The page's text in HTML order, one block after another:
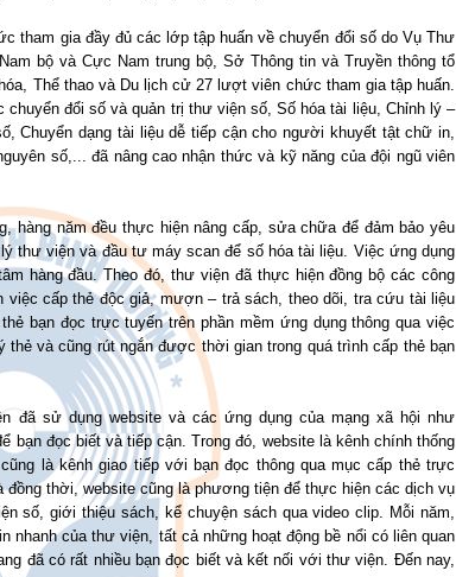
tham gia đầy đủ các lớp tập huấn về chuyển đổi số do Vụ Thư
bộ và Cực Nam trung bộ, Sở Thông tin và Truyền thông tổ
Thể thao và Du lịch cử 27 lượt viên chức tham gia tập huấn.
đổi số và quản trị thư viện số, Số hóa tài liệu, Chỉnh lý –
Chuyển dạng tài liệu dễ tiếp cận cho người khuyết tật chữ in,
số,... đã nâng cao nhận thức và kỹ năng của đội ngũ viên
hàng năm đều thực hiện nâng cấp, sửa chữa để đảm bảo yêu
thư viện và đầu tư máy scan để số hóa tài liệu. Việc ứng dụng
hàng đầu. Theo đó, thư viện đã thực hiện đồng bộ các công
cấp thẻ độc giả, mượn – trả sách, theo dõi, tra cứu tài liệu
bạn đọc trực tuyến trên phần mềm ứng dụng thông qua việc
và cũng rút ngắn được thời gian trong quá trình cấp thẻ bạn
đã sử dụng website và các ứng dụng của mạng xã hội như
bạn đọc biết và tiếp cận. Trong đó, website là kênh chính thống
là kênh giao tiếp với bạn đọc thông qua mục cấp thẻ trực
thời, website cũng là phương tiện để thực hiện các dịch vụ
số, giới thiệu sách, kể chuyện sách qua video clip. Mỗi năm,
nhanh của thư viện, tất cả những hoạt động bề nổi có liên quan
đã có rất nhiều bạn đọc biết và kết nối với thư viện. Đến nay,